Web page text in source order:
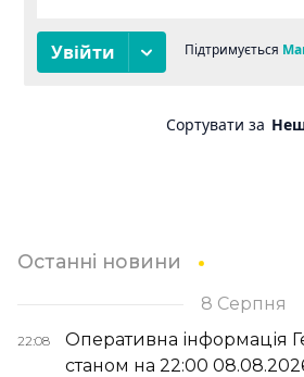
Останні новини
8 Серпня
22:08
Оперативна інформація
станом на 22:00